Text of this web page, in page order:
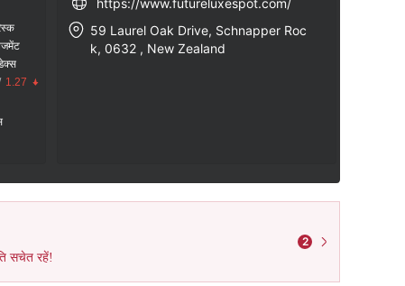
1.27
https://www.futureluxespot.com/
59 Laurel Oak Drive, Schnapper Roc
k, 0632 , New Zealand
सचेत रहें!
2